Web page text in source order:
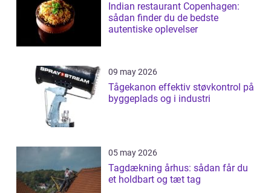
Indian restaurant Copenhagen:
sådan finder du de bedste
autentiske oplevelser
09 may 2026
Tågekanon effektiv støvkontrol på
byggeplads og i industri
05 may 2026
Tagdækning århus: sådan får du
et holdbart og tæt tag